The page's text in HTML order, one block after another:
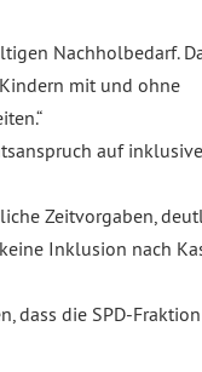
Nachholbedarf.
mit und ohne
auf inklusive
Zeitvorgaben,
Inklusion nach
dass die SPD-